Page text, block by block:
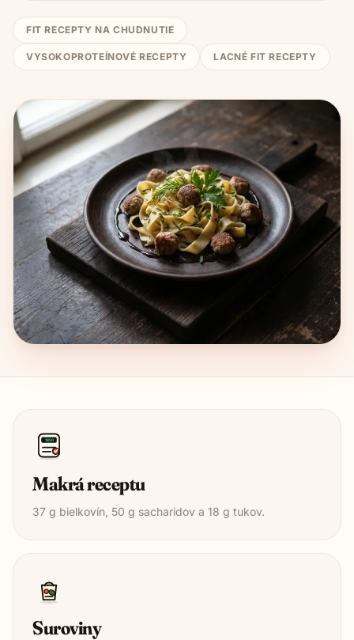
FIT RECEPTY NA CHUDNUTIE
VYSOKOPROTEÍNOVÉ RECEPTY LACNÉ FIT RECEPTY
1850
Makrá receptu
37 g bielkovín, 50 g sacharidov a 18 g tukov.
Suroviny